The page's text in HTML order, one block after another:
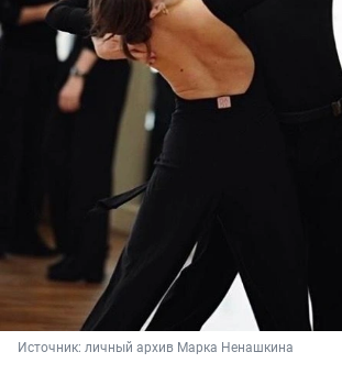
Источник: личный архив Марка Ненашкина